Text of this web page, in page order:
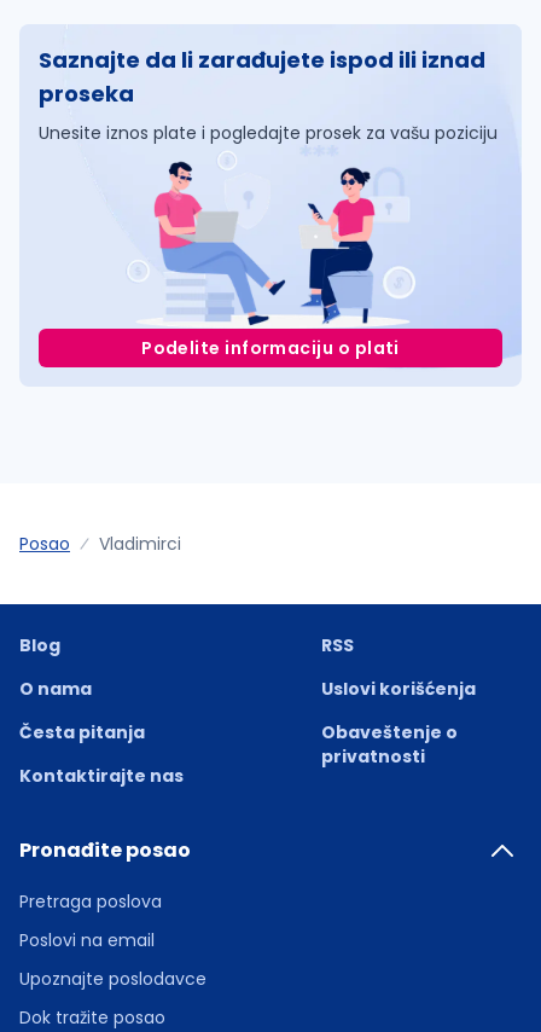
Saznajte da li zarađujete ispod ili iznad
proseka
Unesite iznos plate i pogledajte prosek za vašu poziciju
Podelite informaciju o plati
Posao Vladimirci
Blog
O nama
Česta pitanja
Kontaktirajte nas
RSS
Uslovi korišćenja
Obaveštenje o
privatnosti
Pronađite posao
Pretraga poslova
Poslovi na email
Upoznajte poslodavce
Dok tražite posao